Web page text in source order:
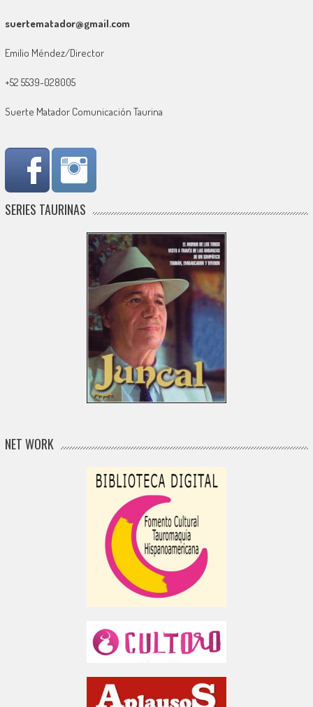
suertematador@gmail.com
Emilio Méndez/Director
+52 5539-028005
Suerte Matador Comunicación Taurina
SERIES TAURINAS
NET WORK